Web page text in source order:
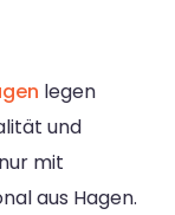
legen
und
mit
aus Hagen.